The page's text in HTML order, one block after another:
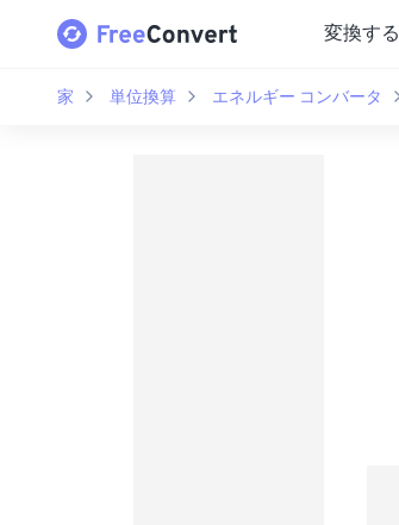
変換する
家 単位換算 エネルギー コンバータ